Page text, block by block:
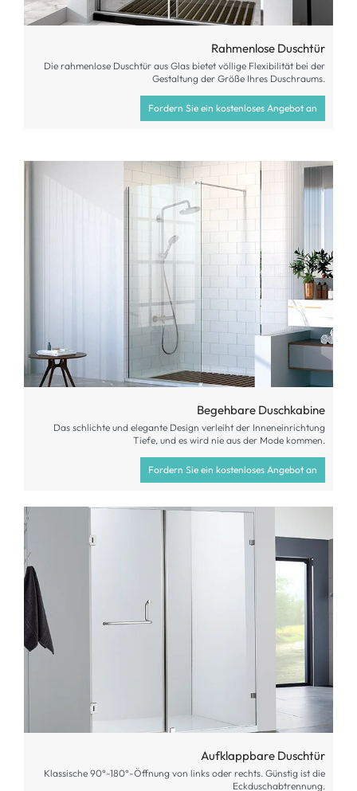
Rahmenlose Duschtür
Die rahmenlose Duschtür aus Glas bietet völlige Flexibilität bei der
Gestaltung der Größe Ihres Duschraums.
Fordern Sie ein kostenloses Angebot an
Begehbare Duschkabine
Das schlichte und elegante Design verleiht der Inneneinrichtung
Tiefe, und es wird nie aus der Mode kommen.
Fordern Sie ein kostenloses Angebot an
Aufklappbare Duschtür
Klassische 90°-180°-Öffnung von links oder rechts. Günstig ist die
Eckduschabtrennung.